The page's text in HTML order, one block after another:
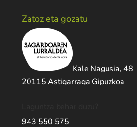
Zatoz eta gozatu
Kale Nagusia, 48
20115 Astigarraga Gipuzkoa
943 550 575